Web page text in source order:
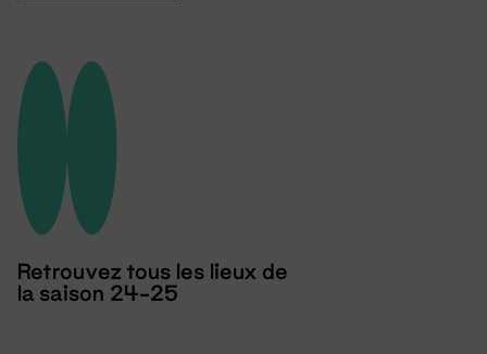
Retrouvez tous les lieux de
la saison 24-25